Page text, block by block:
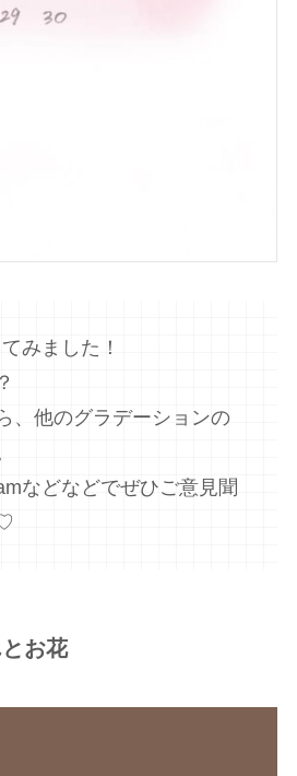
みました！
、他のグラデーションの
などなどでぜひご意見聞
お花